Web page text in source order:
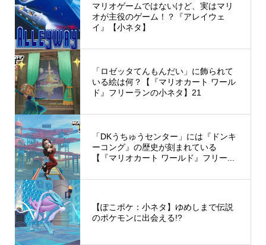
マリオゲームではないけど、実はマリ
オが主役のゲーム！？『アレイウェ
イ』【小ネタ】
「ロゼッタてんもんだい」に飾られて
いる絵は何？【『マリオカート ワール
ド』フリーランの小ネタ】21
「DKうちゅうセンター」には『ドンキ
ーコング』の歴史が刻まれている
【『マリオカート ワールド』フリー...
【ぽこポケ：小ネタ】ゆめしまで伝説
のポケモンに出会える!?